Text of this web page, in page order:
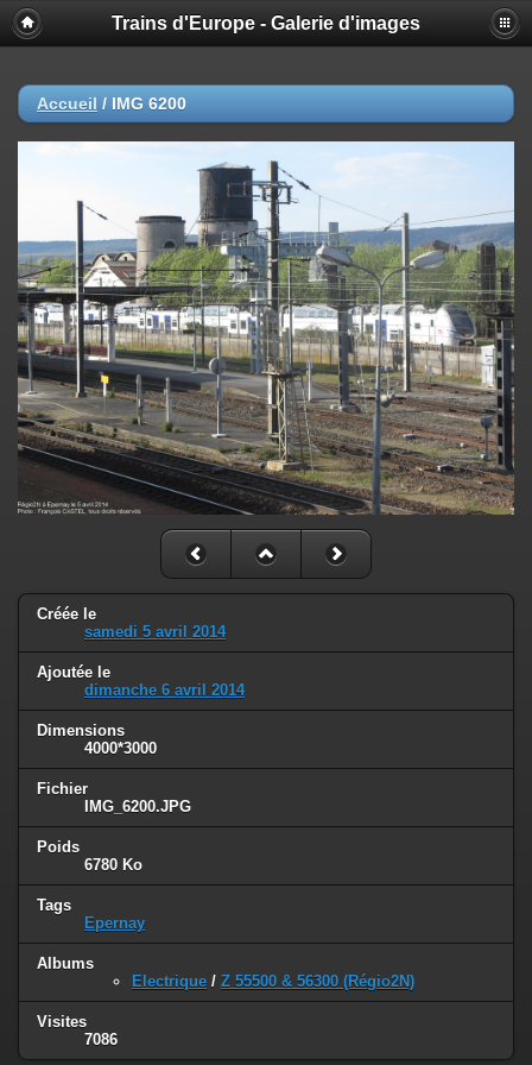
Trains d'Europe - Galerie d'images
Accueil / IMG 6200
Créée le
samedi 5 avril 2014
Ajoutée le
dimanche 6 avril 2014
Dimensions
4000*3000
Fichier
IMG_6200.JPG
Poids
6780 Ko
Tags
Epernay
Albums
Electrique / Z 55500 & 56300 (Régio2N)
Visites
7086